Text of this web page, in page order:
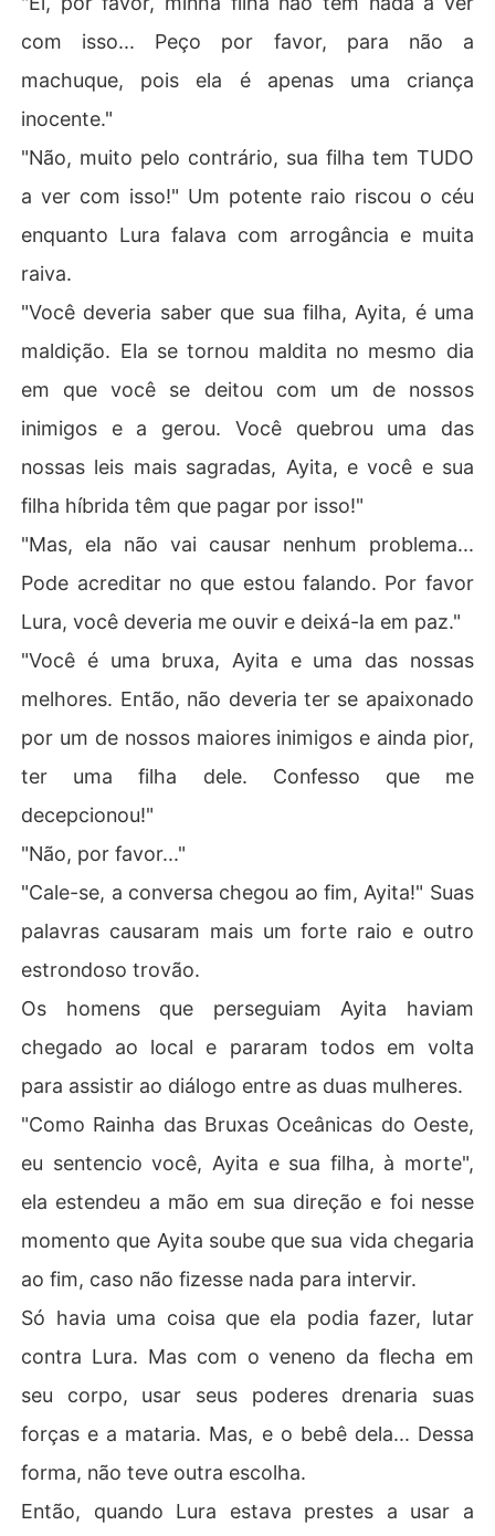
com isso... Peço por favor, para não a
machuque, pois ela é apenas uma criança
inocente."
"Não, muito pelo contrário, sua filha tem TUDO
a ver com isso!" Um potente raio riscou o céu
enquanto Lura falava com arrogância e muita
raiva.
"Você deveria saber que sua filha, Ayita, é uma
maldição. Ela se tornou maldita no mesmo dia
em que você se deitou com um de nossos
inimigos e a gerou. Você quebrou uma das
nossas leis mais sagradas, Ayita, e você e sua
filha híbrida têm que pagar por isso!"
"Mas, ela não vai causar nenhum problema...
Pode acreditar no que estou falando. Por favor
Lura, você deveria me ouvir e deixá-la em paz."
"Você é uma bruxa, Ayita e uma das nossas
melhores. Então, não deveria ter se apaixonado
por um de nossos maiores inimigos e ainda pior,
ter uma filha dele. Confesso que me
decepcionou!"
"Não, por favor..."
"Cale-se, a conversa chegou ao fim, Ayita!" Suas
palavras causaram mais um forte raio e outro
estrondoso trovão.
Os homens que perseguiam Ayita haviam
chegado ao local e pararam todos em volta
para assistir ao diálogo entre as duas mulheres.
"Como Rainha das Bruxas Oceânicas do Oeste,
eu sentencio você, Ayita e sua filha, à morte",
ela estendeu a mão em sua direção e foi nesse
momento que Ayita soube que sua vida chegaria
ao fim, caso não fizesse nada para intervir.
Só havia uma coisa que ela podia fazer, lutar
contra Lura. Mas com o veneno da flecha em
seu corpo, usar seus poderes drenaria suas
forças e a mataria. Mas, e o bebê dela... Dessa
forma, não teve outra escolha.
Então, quando Lura estava prestes a usar a